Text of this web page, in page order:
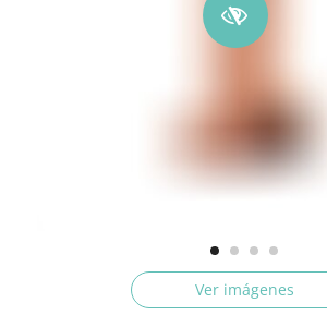
Ver imágenes